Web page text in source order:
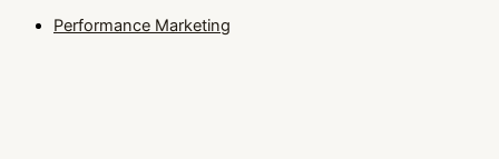
Performance Marketing